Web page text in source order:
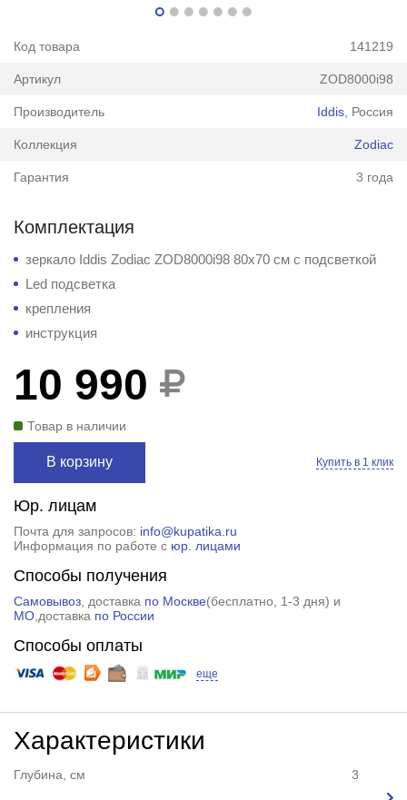
Код товара 141219
Артикул ZOD8000i98
Производитель Iddis , Россия
Коллекция Zodiac
Гарантия 3 года
Комплектация
зеркало Iddis Zodiac ZOD8000i98 80x70 см с подсветкой
Led подсветка
крепления
инструкция
10 990
Товар в наличии
В корзину Купить в 1 клик
Юр. лицам
Почта для запросов: info@kupatika.ru
Информация по работе с юр. лицами
Способы получения
Самовывоз, доставка по Москве(бесплатно, 1-3 дня) и
МО,доставка по России
Способы оплаты
еще
Характеристики
Глубина, см 3